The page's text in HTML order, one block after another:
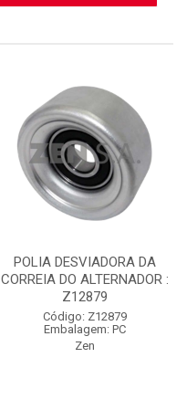
POLIA DESVIADORA DA
CORREIA DO ALTERNADOR :
Z12879
Código: Z12879
Embalagem: PC
Zen